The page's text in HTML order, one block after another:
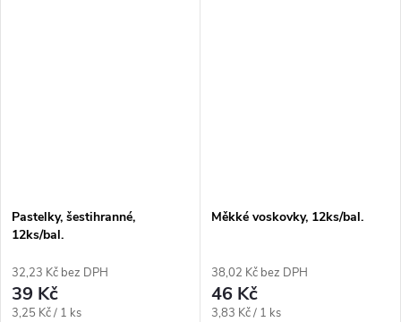
Pastelky, šestihranné,
12ks/bal.
32,23 Kč bez DPH
39 Kč
Měrná
3,25 Kč / 1 ks
Měkké voskovky, 12ks/bal.
38,02 Kč bez DPH
46 Kč
Měrná
3,83 Kč / 1 ks